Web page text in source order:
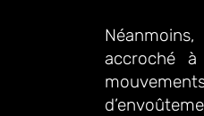
N
accroché
d’envoûte